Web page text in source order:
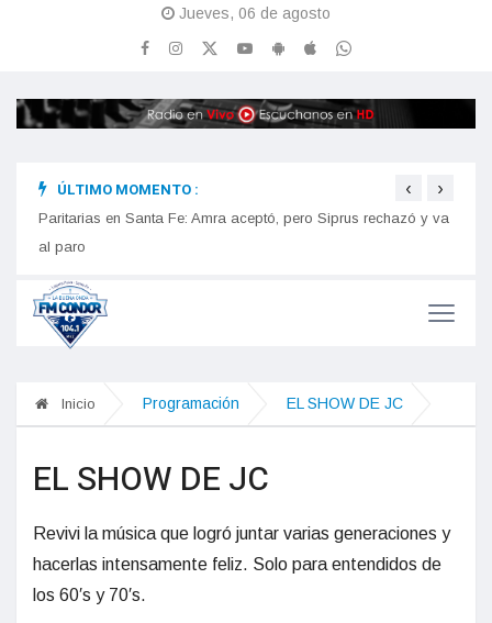
Jueves, 06 de agosto
ÚLTIMO MOMENTO :
Paritarias en Santa Fe: Amra aceptó, pero Siprus rechazó y va
al paro
‹ ›
Inicio Programación EL SHOW DE JC
EL SHOW DE JC
Revivi la música que logró juntar varias generaciones y
hacerlas intensamente feliz. Solo para entendidos de
los 60′s y 70′s.